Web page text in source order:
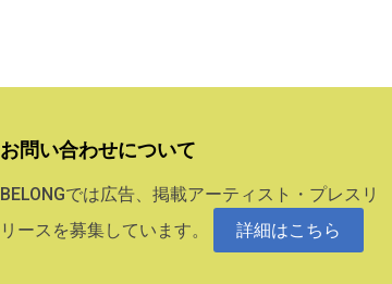
お問い合わせについて
BELONGでは広告、掲載アーティスト・プレスリ
リースを募集しています。
詳細はこちら